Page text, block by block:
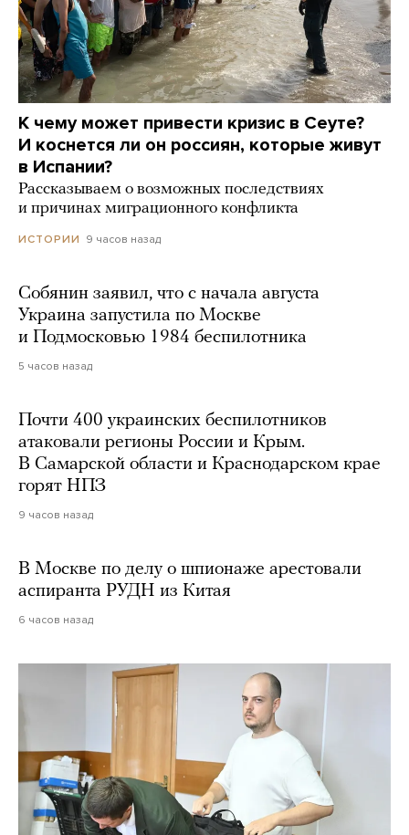
К чему может привести кризис в Сеуте?
И коснется ли он россиян, которые живут
в Испании?
Рассказываем о возможных последствиях
и причинах миграционного конфликта
ИСТОРИИ 9 часов назад
Собянин заявил, что с начала августа
Украина запустила по Москве
и Подмосковью 1984 беспилотника
5 часов назад
Почти 400 украинских беспилотников
атаковали регионы России и Крым.
В Самарской области и Краснодарском крае
горят НПЗ
9 часов назад
В Москве по делу о шпионаже арестовали
аспиранта РУДН из Китая
6 часов назад